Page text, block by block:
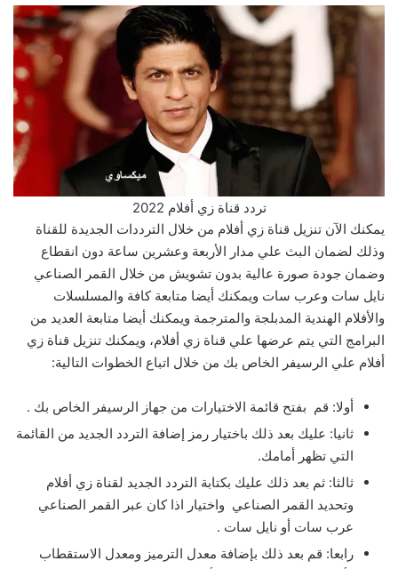
تردد قناة زي أفلام 2022
يمكنك الآن تنزيل قناة زي أفلام من خلال الترددات الجديدة للقناة
وذلك لضمان البث علي مدار الأربعة وعشرين ساعة دون انقطاع
وضمان جودة صورة عالية بدون تشويش من خلال القمر الصناعي
نايل سات وعرب سات ويمكنك أيضا متابعة كافة والمسلسلات
والأفلام الهندية المدبلجة والمترجمة ويمكنك أيضا متابعة العديد من
البرامج التي يتم عرضها علي قناة زي أفلام، ويمكنك تنزيل قناة زي
أفلام علي الرسيفر الخاص بك من خلال اتباع الخطوات التالية:
أولا: قم بفتح قائمة الاختيارات من جهاز الرسيفر الخاص بك .
ثانيا: عليك بعد ذلك باختيار رمز إضافة التردد الجديد من القائمة
التي تظهر أمامك.
ثالثا: ثم بعد ذلك عليك بكتابة التردد الجديد لقناة زي أفلام
وتحديد القمر الصناعي واختيار اذا كان عبر القمر الصناعي
عرب سات أو نايل سات .
رابعا: قم بعد ذلك بإضافة معدل الترميز ومعدل الاستقطاب